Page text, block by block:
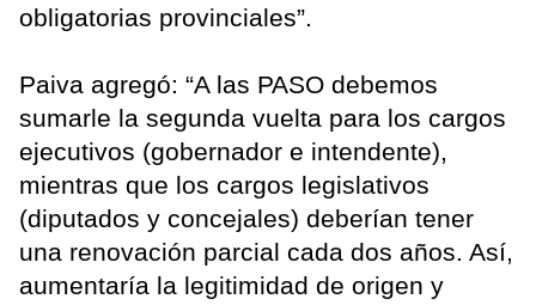
obligatorias provinciales”.
Paiva agregó: “A las PASO debemos
sumarle la segunda vuelta para los cargos
ejecutivos (gobernador e intendente),
mientras que los cargos legislativos
(diputados y concejales) deberían tener
una renovación parcial cada dos años. Así,
aumentaría la legitimidad de origen y